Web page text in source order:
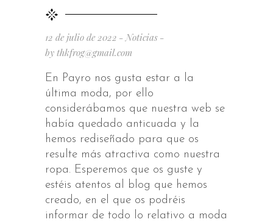
12 de julio de 2022
Noticias
by thkfrog@gmail.com
En Payro nos gusta estar a la
última moda, por ello
considerábamos que nuestra web se
había quedado anticuada y la
hemos rediseñado para que os
resulte más atractiva como nuestra
ropa. Esperemos que os guste y
estéis atentos al blog que hemos
creado, en el que os podréis
informar de todo lo relativo a moda